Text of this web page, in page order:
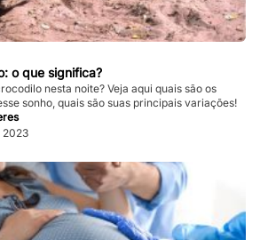
o que significa?
nesta noite? Veja aqui quais são os
sonho, quais são suas principais variações!
2023